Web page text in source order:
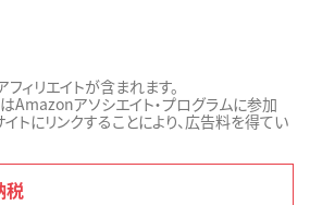
ィリエイトが含まれます。
Amazonアソシエイト・プログラムに参加
トにリンクすることにより、広告料を得てい
税